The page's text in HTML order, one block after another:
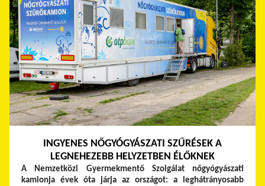
INGYENES NŐGYÓGYÁSZATI SZŰRÉSEK A
LEGNEHEZEBB HELYZETBEN ÉLŐKNEK
A Nemzetközi Gyermekmentő Szolgálat nőgyógyászati
kamionja évek óta járja az országot: a leghátrányosabb